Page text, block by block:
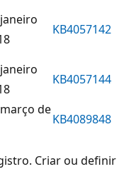
KB4057142
KB4057144
de
KB4089848
Criar ou definir